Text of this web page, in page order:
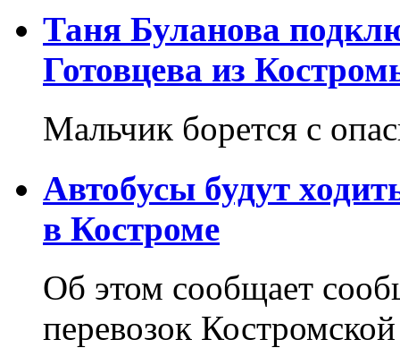
Таня Буланова
Готовцева из
Мальчик борется с
Автобусы будут
в Костроме
Об этом сообщает
перевозок